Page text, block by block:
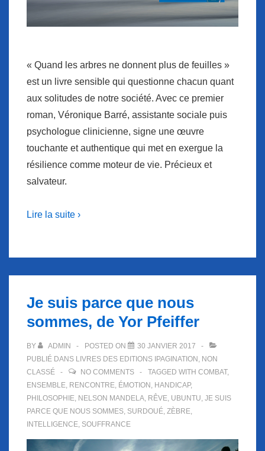
« Quand les arbres ne donnent plus de feuilles »
est un livre sensible qui questionne chacun quant
aux solitudes de notre société. Avec ce premier
roman, Véronique Barré, assistante sociale puis
psychologue clinicienne, signe une œuvre
touchante et authentique qui met en exergue la
résilience comme moteur de vie. Précieux et
salvateur.
Lire la suite ›
Je suis parce que nous
sommes, de Yor Pfeiffer
BY ADMIN POSTED ON
30 JANVIER 2017
PUBLIÉ DANS LIVRES DES EDITIONS IPAGINATION NON
CLASSÉ
NO COMMENTS TAGGED WITH COMBAT,
ENSEMBLE RENCONTRE ÉMOTION HANDICAP,
PHILOSOPHIE NELSON MANDELA RÊVE UBUNTU JE SUIS
PARCE QUE NOUS SOMMES SURDOUÉ ZÈBRE
INTELLIGENCE SOUFFRANCE